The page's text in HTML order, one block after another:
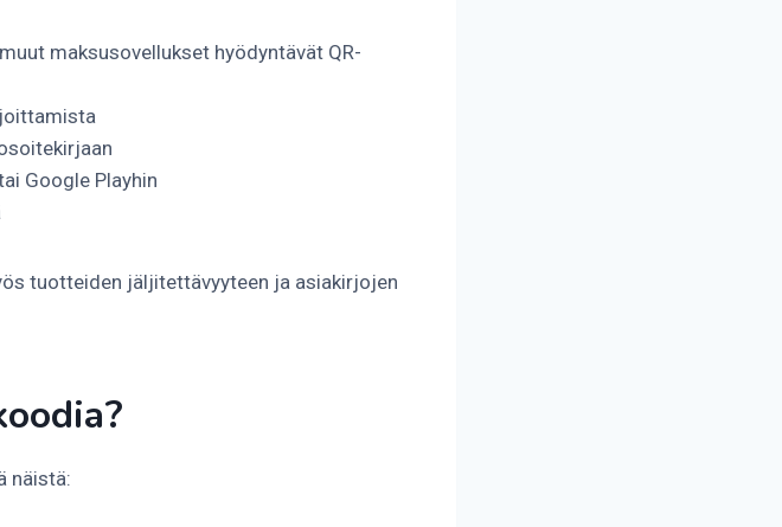
maksusovellukset hyödyntävät QR-
Google Playhin
tuotteiden jäljitettävyyteen ja asiakirjojen
näistä: